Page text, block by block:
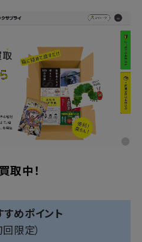
取中！
めポイント
限定）